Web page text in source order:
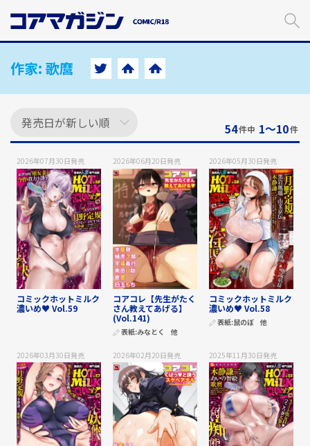
ン
作家: 歌麿
54件中 1〜10件
2026年07月30日発売
コミックホットミルク
濃いめ♥ Vol.59
2026年06月20日発売
コアコレ【先生がたく
さん教えてあげる】
(Vol.141)
表紙:みなとく 他
2026年05月30日発売
コミックホットミルク
濃いめ♥ Vol.58
表紙:鼠のぼ 他
2026年03月30日発売 2026年02月20日発売 2025年11月30日発売